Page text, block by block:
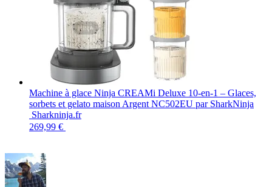
Machine à glace Ninja CREAMi Deluxe 10-en-1 – Glaces,
sorbets et gelato maison Argent NC502EU par SharkNinja
Sharkninja.fr
269,99 €